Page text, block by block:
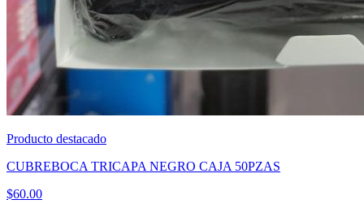
Producto destacado
CUBREBOCA TRICAPA NEGRO CAJA 50PZAS
$60.00